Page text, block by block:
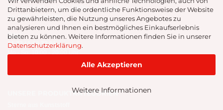
Drittanbietern, um die ordentliche Funktionsweise der Website
zu gewährleisten, die Nutzung unseres Angebotes zu
analysieren und Ihnen ein bestmögliches Einkaufserlebnis
bieten zu können. Weitere Informationen finden Sie in unserer
Datenschutzerklärung.
Alle Akzeptieren
Weitere Informationen
Mo - Fr: 10:00 - 12:00 + 13:00 - 17:00 Uhr
Sa: 9:00 - 12:00 Uhr
Oder:
01 73 / 1 60 72 91
Mo - So: 10:00 - 20:00 Uhr
UNSERE PRODUKTKATEGORIEN